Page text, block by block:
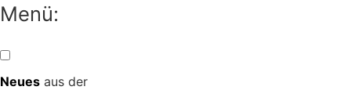
Zum
Menü:
Neues aus der